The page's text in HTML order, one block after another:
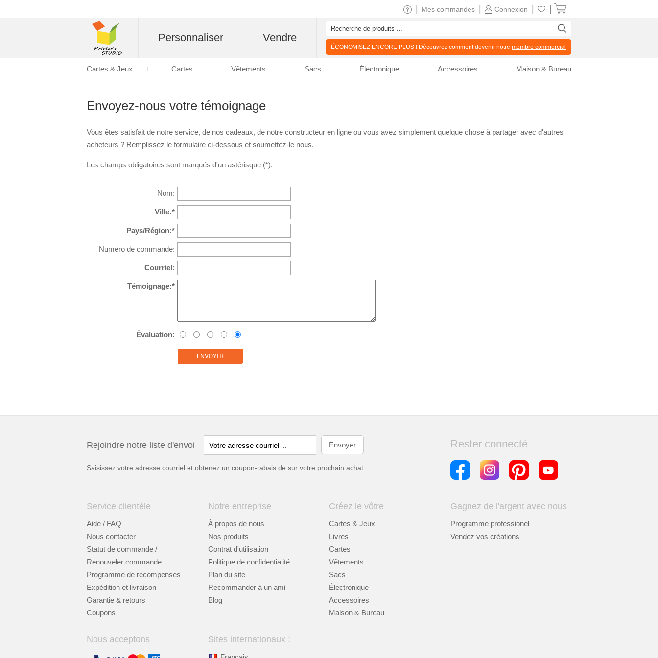
Envoyez-nous votre témoignage
Vous êtes satisfait de notre service, de nos cadeaux, de notre constructeur en ligne ou vous avez simplement quelque chose à partager avec d'autres
acheteurs ? Remplissez le formulaire ci-dessous et soumettez-le nous.
Les champs obligatoires sont marqués d'un astérisque (*).
Nom:
Ville:*
Pays/Région:*
Numéro de commande:
Courriel:
Témoignage:*
Évaluation:
Rejoindre notre liste d'envoi
Saisissez votre adresse courriel et obtenez un coupon-rabais de sur votre prochain achat
Rester connecté
Service clientèle
Aide / FAQ
Nous contacter
Statut de commande /
Renouveler commande
Programme de récompenses
Expédition et livraison
Garantie & retours
Coupons
Notre entreprise
À propos de nous
Nos produits
Contrat d'utilisation
Politique de confidentialité
Plan du site
Recommander à un ami
Blog
Créez le vôtre
Cartes & Jeux
Livres
Cartes
Vêtements
Sacs
Électronique
Accessoires
Maison & Bureau
Gagnez de l'argent avec nous
Programme professionel
Vendez vos créations
Nous acceptons Sites internationaux :
Connexion
Mes commandes
Personnaliser Vendre
ÉCONOMISEZ ENCORE PLUS ! Découvrez comment devenir notre membre commercial
Cartes & Jeux Cartes Vêtements Sacs Électronique Accessoires Maison & Bureau